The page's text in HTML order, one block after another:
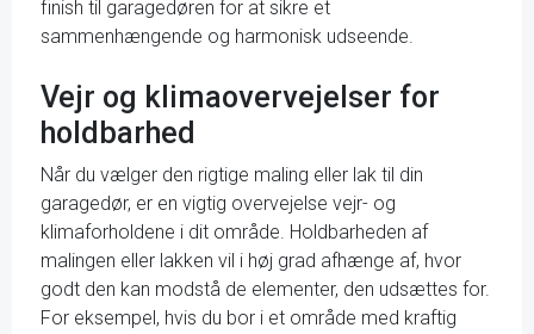
finish til garagedøren for at sikre et
sammenhængende og harmonisk udseende.
Vejr og klimaovervejelser for
holdbarhed
Når du vælger den rigtige maling eller lak til din
garagedør, er en vigtig overvejelse vejr- og
klimaforholdene i dit område. Holdbarheden af
malingen eller lakken vil i høj grad afhænge af, hvor
godt den kan modstå de elementer, den udsættes for.
For eksempel, hvis du bor i et område med kraftig